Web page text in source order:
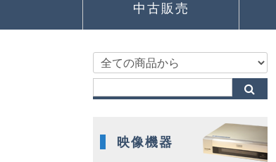
中古販売
映像機器